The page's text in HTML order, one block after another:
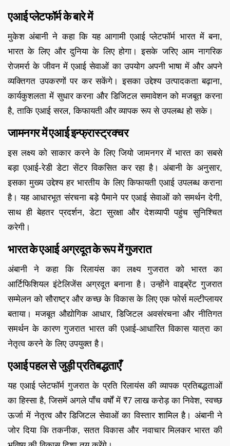
एआई प्लेटफॉर्म के बारे में
मुकेश अंबानी ने कहा कि यह आगामी एआई प्लेटफॉर्म भारत में बना,
भारत के लिए और दुनिया के लिए होगा। इसके जरिए आम नागरिक
रोजमर्रा के जीवन में एआई सेवाओं का उपयोग अपनी भाषा में और अपने
व्यक्तिगत उपकरणों पर कर सकेंगे। इसका उद्देश्य उत्पादकता बढ़ाना,
कार्यकुशलता में सुधार करना और डिजिटल समावेशन को मजबूत करना
है, ताकि एआई सरल, किफायती और व्यापक रूप से उपलब्ध हो सके।
जामनगर में एआई इन्फ्रास्ट्रक्चर
इस लक्ष्य को साकार करने के लिए जियो जामनगर में भारत का सबसे
बड़ा एआई-रेडी डेटा सेंटर विकसित कर रहा है। अंबानी के अनुसार,
इसका मुख्य उद्देश्य हर भारतीय के लिए किफायती एआई उपलब्ध कराना
है। यह आधारभूत संरचना बड़े पैमाने पर एआई सेवाओं को समर्थन देगी,
साथ ही बेहतर प्रदर्शन, डेटा सुरक्षा और देशव्यापी पहुंच सुनिश्चित
करेगी।
भारत के एआई अग्रदूत के रूप में गुजरात
अंबानी ने कहा कि रिलायंस का लक्ष्य गुजरात को भारत का
आर्टिफिशियल इंटेलिजेंस अग्रदूत बनाना है। उन्होंने वाइब्रेंट गुजरात
सम्मेलन को सौराष्ट्र और कच्छ के विकास के लिए एक फोर्स मल्टीप्लायर
बताया। मजबूत औद्योगिक आधार, डिजिटल अवसंरचना और नीतिगत
समर्थन के कारण गुजरात भारत की एआई-आधारित विकास यात्रा का
नेतृत्व करने के लिए उपयुक्त है।
एआई पहल से जुड़ी प्रतिबद्धताएँ
यह एआई प्लेटफॉर्म गुजरात के प्रति रिलायंस की व्यापक प्रतिबद्धताओं
का हिस्सा है, जिसमें अगले पाँच वर्षों में ₹7 लाख करोड़ का निवेश, स्वच्छ
ऊर्जा में नेतृत्व और डिजिटल सेवाओं का विस्तार शामिल है। अंबानी ने
जोर दिया कि तकनीक, सतत विकास और नवाचार मिलकर भारत की